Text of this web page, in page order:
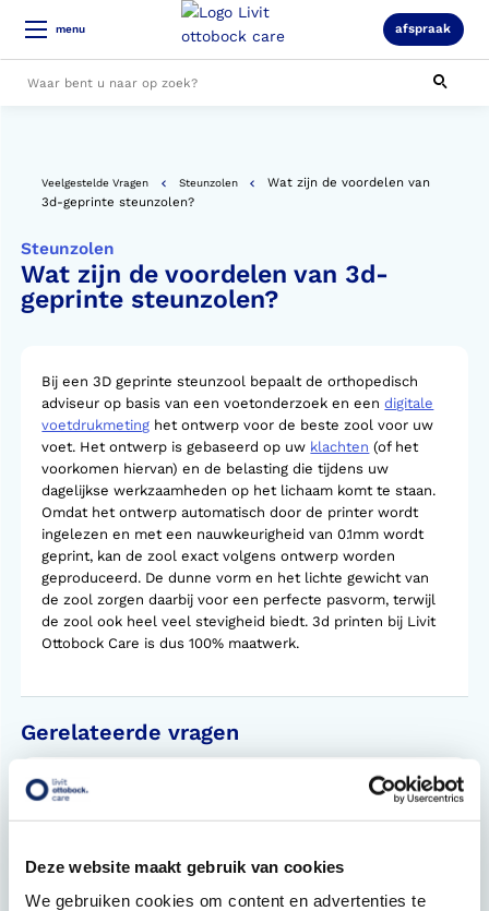
Deze website maakt gebruik van cookies
We gebruiken cookies om content en advertenties te
menu afspraak
Veelgestelde Vragen Steunzolen
Wat zijn de voordelen van
3d-geprinte steunzolen?
Steunzolen
Wat zijn de voordelen van 3d-
geprinte steunzolen?
Bij een 3D geprinte steunzool bepaalt de orthopedisch
adviseur op basis van een voetonderzoek en eendigitale
voetdrukmeting het ontwerp voor de beste zool voor uw
voet. Het ontwerp is gebaseerd op uw klachten (of het
voorkomen hiervan) en de belasting die tijdens uw
dagelijkse werkzaamheden op het lichaam komt te staan.
Omdat het ontwerp automatisch door de printer wordt
ingelezen en met een nauwkeurigheid van 0.1mm wordt
geprint, kan de zool exact volgens ontwerp worden
geproduceerd. De dunne vorm en het lichte gewicht van
de zool zorgen daarbij voor een perfecte pasvorm, terwijl
de zool ook heel veel stevigheid biedt. 3d printen bij Livit
Ottobock Care is dus 100% maatwerk.
Gerelateerde vragen
Helpen steunzolen ook bij rugklachten?
Hoe lang gaan steunzolen mee?